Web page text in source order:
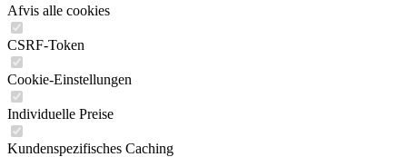
Afvis alle cookies
CSRF-Token
Cookie-Einstellungen
Individuelle Preise
Kundenspezifisches Caching